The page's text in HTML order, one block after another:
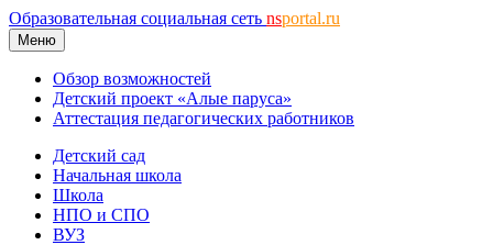
Образовательная социальная сеть nsportal.ru
Меню
Обзор возможностей
Детский проект «Алые паруса»
Аттестация педагогических работников
Детский сад
Начальная школа
Школа
НПО и СПО
ВУЗ